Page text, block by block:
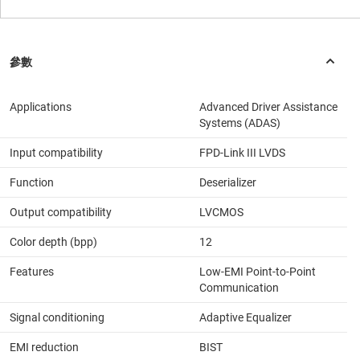
Applications
Advanced Driver Assistance
Systems (ADAS)
Input compatibility FPD-Link III LVDS
Function Deserializer
Output compatibility LVCMOS
Color depth (bpp) 12
Features
Low-EMI Point-to-Point
Communication
Signal conditioning Adaptive Equalizer
EMI reduction BIST